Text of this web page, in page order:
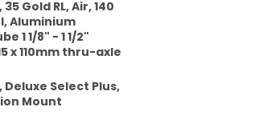
Gold RL, Air, 140
Aluminium
1 1/8" - 1 1/2"
x 110mm thru-axle
Deluxe Select Plus,
Mount